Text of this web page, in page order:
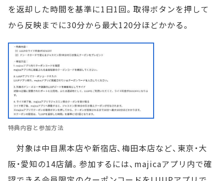
を返却した時間を基準に1日1回。取得ボタンを押して
から反映までに30分から最大120分ほどかかる。
特典内容と参加方法
対象は中目黒本店や新宿店、梅田本店など、東京・大
阪・愛知の14店舗。参加するには、majicaアプリ内で確